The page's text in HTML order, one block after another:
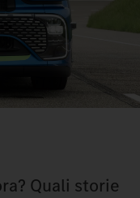
Quali storie